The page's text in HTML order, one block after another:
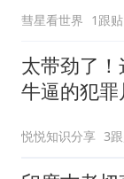
彗星看世界 1跟贴
太带劲了
牛逼的犯
悦悦知识分享 3